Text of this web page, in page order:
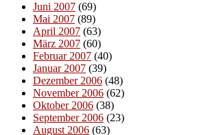
Juni 2007 (69)
Mai 2007 (89)
April 2007 (63)
März 2007 (60)
Februar 2007 (40)
Januar 2007 (39)
Dezember 2006 (48)
November 2006 (62)
Oktober 2006 (38)
September 2006 (23)
August 2006 (63)